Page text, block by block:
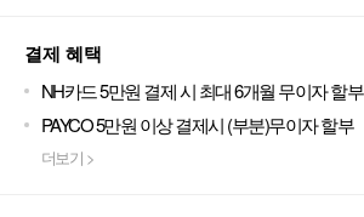
결제 혜택
NH카드 5만원 결제 시 최대 6개월 무이자 할부
PAYCO 5만원 이상 결제시 (부분)무이자 할부
더보기 >